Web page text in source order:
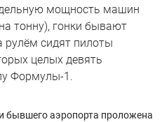
мощность машин
тонну), гонки бывают
рулём сидят пилоты
целых девять
Формулы-1.
бывшего аэропорта проложена